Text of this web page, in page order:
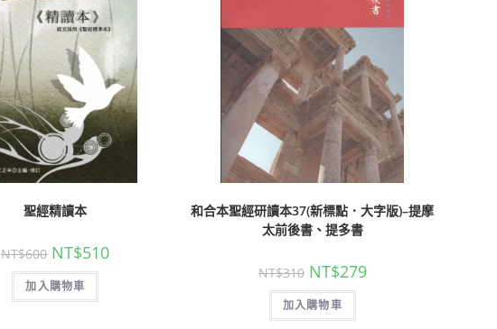
聖經精讀本
NT$600 NT$510
加入購物車
和合本聖經研讀本37(新標點．大字版)–提摩
太前後書、提多書
NT$310 NT$279
加入購物車